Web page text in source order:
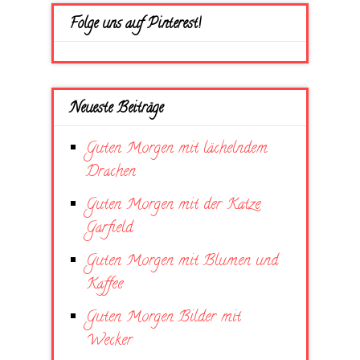
Folge uns auf Pinterest!
Neueste Beiträge
Guten Morgen mit lächelndem
Drachen
Guten Morgen mit der Katze
Garfield
Guten Morgen mit Blumen und
Kaffee
Guten Morgen Bilder mit
Wecker